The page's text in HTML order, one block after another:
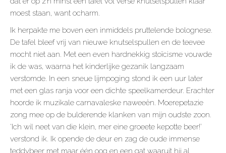
moest staan, want ocharm.
Ik herpakte me boven een inmiddels pruttelende bolognese.
De tafel bleef vrij van nieuwe knutselspullen en de teevee
mocht niet aan. Met een even hardnekkig stoïcisme vouwde
ik de was, waarna het kinderlijke gezanik langzaam
verstomde. In een sneue lijmpoging stond ik een uur later
met een glas ranja voor een dichte speelkamerdeur. Erachter
hoorde ik muzikale carnavaleske naweeën. Moerepetazie
zong mee op de bulderende klanken van mijn oudste zoon.
‘Ich wil neet van die klein, mer eine groeete kepotte beer!’
verstond ik. Ik opende de deur en zag de oude immense
teddybeer met maar één oog en een gat waaruit hij al